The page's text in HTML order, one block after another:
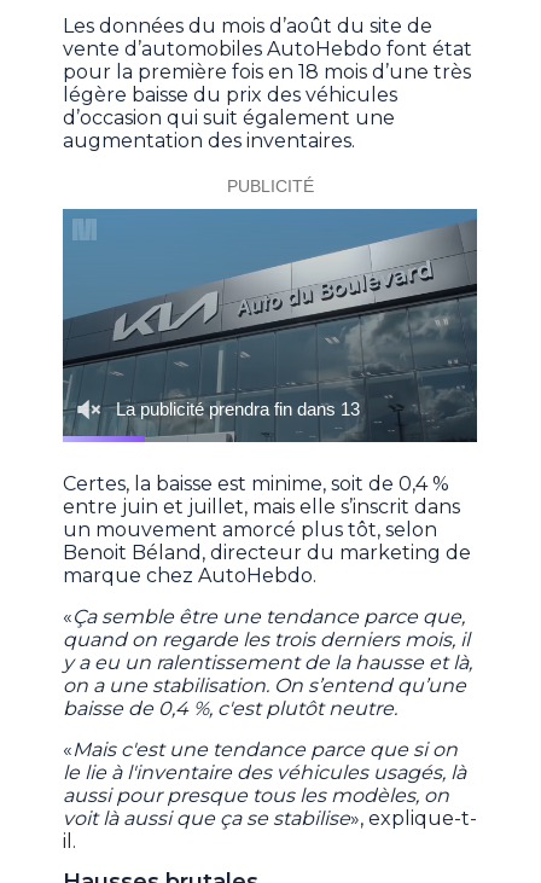
Les données du mois d’août du site de
vente d’automobiles AutoHebdo font état
pour la première fois en 18 mois d’une très
légère baisse du prix des véhicules
d’occasion qui suit également une
augmentation des inventaires.
Certes, la baisse est minime, soit de 0,4 %
entre juin et juillet, mais elle s’inscrit dans
un mouvement amorcé plus tôt, selon
Benoit Béland, directeur du marketing de
marque chez AutoHebdo.
«Ça semble être une tendance parce que,
quand on regarde les trois derniers mois, il
y a eu un ralentissement de la hausse et là,
on a une stabilisation. On s’entend qu’une
baisse de 0,4 %, c'est plutôt neutre.
«Mais c'est une tendance parce que si on
le lie à l'inventaire des véhicules usagés, là
aussi pour presque tous les modèles, on
voit là aussi que ça se stabilise», explique-t-
il.